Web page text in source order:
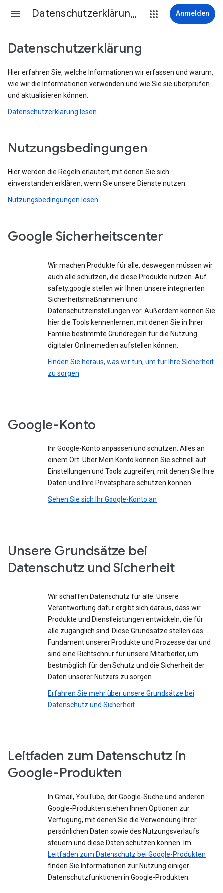
Datenschutzerklärung & Nutzungsbedingungen Anmelden
Datenschutzerklärung
Hier erfahren Sie, welche Informationen wir erfassen und warum,
wie wir die Informationen verwenden und wie Sie sie überprüfen
und aktualisieren können.
Datenschutzerklärung lesen
Nutzungsbedingungen
Hier werden die Regeln erläutert, mit denen Sie sich
einverstanden erklären, wenn Sie unsere Dienste nutzen.
Nutzungsbedingungen lesen
Google Sicherheitscenter
Wir machen Produkte für alle, deswegen müssen wir
auch alle schützen, die diese Produkte nutzen. Auf
safety.google stellen wir Ihnen unsere integrierten
Sicherheitsmaßnahmen und
Datenschutzeinstellungen vor. Außerdem können Sie
hier die Tools kennenlernen, mit denen Sie in Ihrer
Familie bestimmte Grundregeln für die Nutzung
digitaler Onlinemedien aufstellen können.
Finden Sie heraus, was wir tun, um für Ihre Sicherheit
zu sorgen
Google-Konto
Ihr Google-Konto anpassen und schützen. Alles an
einem Ort. Über Mein Konto können Sie schnell auf
Einstellungen und Tools zugreifen, mit denen Sie Ihre
Daten und Ihre Privatsphäre schützen können.
Sehen Sie sich Ihr Google-Konto an
Unsere Grundsätze bei
Datenschutz und Sicherheit
Wir schaffen Datenschutz für alle. Unsere
Verantwortung dafür ergibt sich daraus, dass wir
Produkte und Dienstleistungen entwickeln, die für
alle zugänglich sind. Diese Grundsätze stellen das
Fundament unserer Produkte und Prozesse dar und
sind eine Richtschnur für unsere Mitarbeiter, um
bestmöglich für den Schutz und die Sicherheit der
Daten unserer Nutzers zu sorgen.
Erfahren Sie mehr über unsere Grundsätze bei
Datenschutz und Sicherheit
Leitfaden zum Datenschutz in
Google-Produkten
In Gmail, YouTube, der Google-Suche und anderen
Google-Produkten stehen Ihnen Optionen zur
Verfügung, mit denen Sie die Verwendung Ihrer
persönlichen Daten sowie des Nutzungsverlaufs
steuern und diese Daten schützen können. Im
Leitfaden zum Datenschutz bei Google-Produkten
finden Sie Informationen zur Nutzung einiger
Datenschutzfunktionen in Google-Produkten.